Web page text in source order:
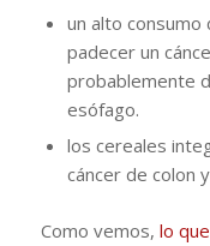
un alto
padecer un
probablemente
esófago.
los cereales
cáncer de colon
Como vemos, lo